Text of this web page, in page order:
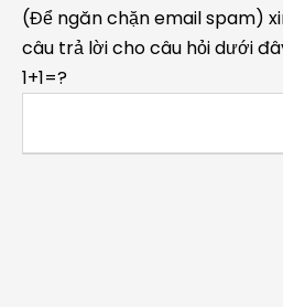
(Để ngăn chặn email spam)
câu trả lời cho câu hỏi dưới
1+1=?